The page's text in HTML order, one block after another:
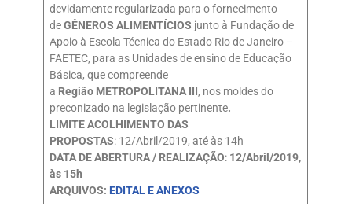
devidamente regularizada para o fornecimento
deGÊNEROS ALIMENTÍCIOS junto à Fundação de
Apoio à Escola Técnica do Estado Rio de Janeiro –
FAETEC, para as Unidades de ensino de Educação
Básica, que compreende
a Região METROPOLITANA III, nos moldes do
preconizado na legislação pertinente.
LIMITE ACOLHIMENTO DAS
PROPOSTAS: 12/Abril/2019, até às 14h
DATA DE ABERTURA / REALIZAÇÃO:12/Abril/2019,
às 15h
ARQUIVOS: EDITAL E ANEXOS